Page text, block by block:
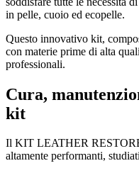
in pelle, cuoio ed ecopelle.
Questo innovativo kit,
con materie prime di alta
professionali.
Cura,
kit
Il KIT LEATHER
altamente performanti,